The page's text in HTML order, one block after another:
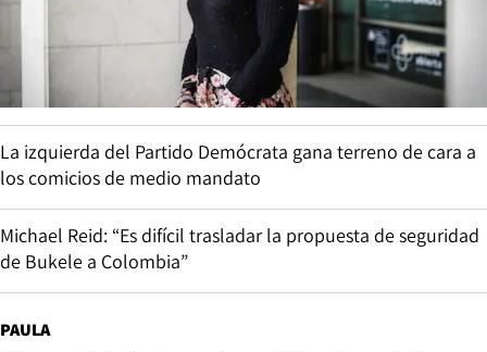
La izquierda del Partido Demócrata gana terreno de cara a
los comicios de medio mandato
Michael Reid: “Es difícil trasladar la propuesta de seguridad
de Bukele a Colombia”
PAULA